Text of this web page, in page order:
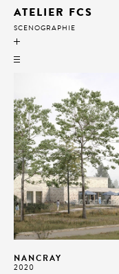
ATELIER FCS
SCÉNOGRAPHIE
SCÉNOGRAPHIE
NANCRAY
2020